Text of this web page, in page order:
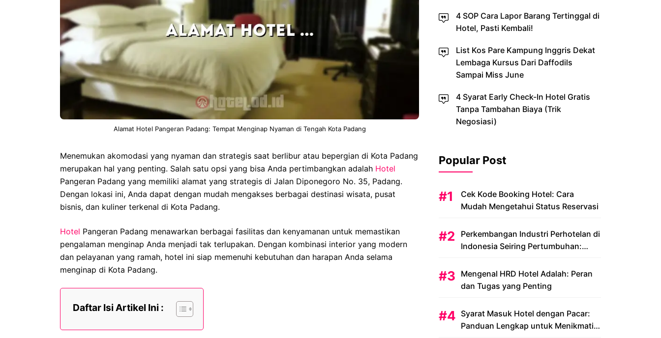
Alamat Hotel Pangeran Padang: Tempat Menginap Nyaman di Tengah Kota Padang
Menemukan akomodasi yang nyaman dan strategis saat berlibur atau bepergian di Kota Padang
merupakan hal yang penting. Salah satu opsi yang bisa Anda pertimbangkan adalah Hotel
Pangeran Padang yang memiliki alamat yang strategis di Jalan Diponegoro No. 35, Padang.
Dengan lokasi ini, Anda dapat dengan mudah mengakses berbagai destinasi wisata, pusat
bisnis, dan kuliner terkenal di Kota Padang.
Hotel Pangeran Padang menawarkan berbagai fasilitas dan kenyamanan untuk memastikan
pengalaman menginap Anda menjadi tak terlupakan. Dengan kombinasi interior yang modern
dan pelayanan yang ramah, hotel ini siap memenuhi kebutuhan dan harapan Anda selama
menginap di Kota Padang.
Daftar Isi Artikel Ini :
4 SOP Cara Lapor Barang Tertinggal di
Hotel, Pasti Kembali!
List Kos Pare Kampung Inggris Dekat
Lembaga Kursus Dari Daffodils
Sampai Miss June
4 Syarat Early Check-In Hotel Gratis
Tanpa Tambahan Biaya (Trik
Negosiasi)
Popular Post
Cek Kode Booking Hotel: Cara
Mudah Mengetahui Status Reservasi
Perkembangan Industri Perhotelan di
Indonesia Seiring Pertumbuhan:
Mengenal HRD Hotel Adalah: Peran
dan Tugas yang Penting
Syarat Masuk Hotel dengan Pacar:
Panduan Lengkap untuk Menikmati